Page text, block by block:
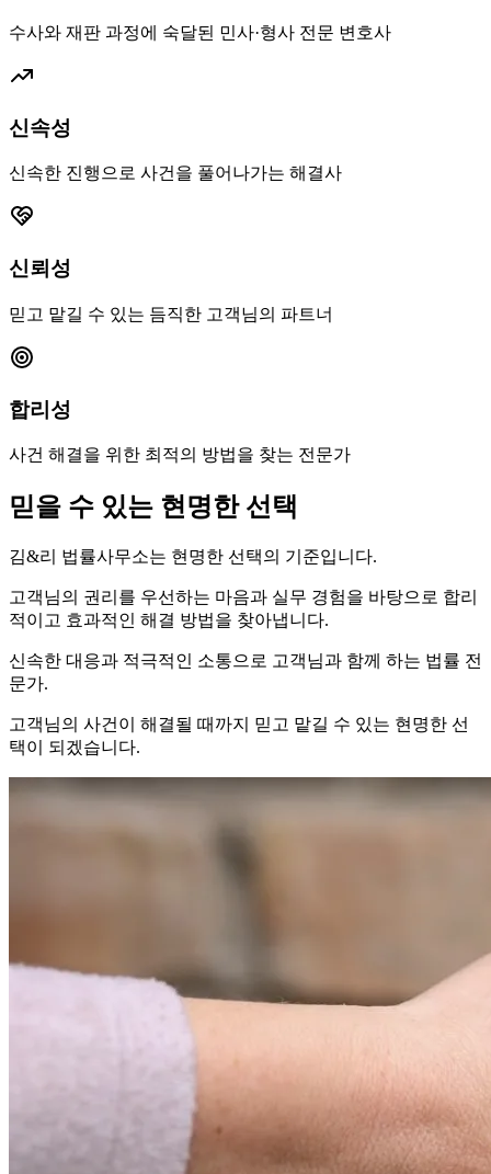
수사와 재판 과정에 숙달된 민사·형사 전문 변호사
신속성
신속한 진행으로 사건을 풀어나가는 해결사
신뢰성
믿고 맡길 수 있는 듬직한 고객님의 파트너
합리성
사건 해결을 위한 최적의 방법을 찾는 전문가
믿을 수 있는 현명한 선택
김&리 법률사무소는 현명한 선택의 기준입니다.
고객님의 권리를 우선하는 마음과 실무 경험을 바탕으로 합리
적이고 효과적인 해결 방법을 찾아냅니다.
신속한 대응과 적극적인 소통으로 고객님과 함께 하는 법률 전
문가.
고객님의 사건이 해결될 때까지 믿고 맡길 수 있는 현명한 선
택이 되겠습니다.